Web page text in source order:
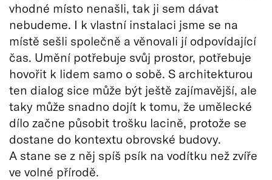
vhodné místo nenašli, tak ji sem dávat
nebudeme. I k vlastní instalaci jsme se na
místě sešli společně a věnovali jí odpovídající
čas. Umění potřebuje svůj prostor, potřebuje
hovořit k lidem samo o sobě. S architekturou
ten dialog sice může být ještě zajímavější, ale
taky může snadno dojít k tomu, že umělecké
dílo začne působit trošku lacině, protože se
dostane do kontextu obrovské budovy.
A stane se z něj spíš psík na vodítku než zvíře
ve volné přírodě.